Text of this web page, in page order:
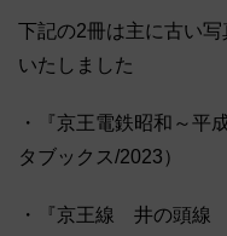
下記の2冊は主に古い
いたしました
・『京王電鉄昭和～平
タブックス/2023）
・『京王線 井の頭線